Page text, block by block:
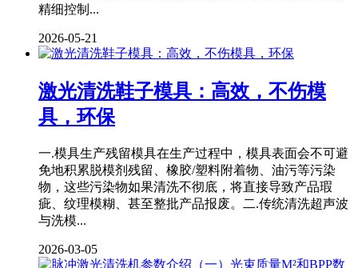
精细控制...
2026-05-21
激光清洗鞋子模具：高效，不伤模
具，环保
一.模具生产残留模具在生产过程中，模具表面会不可避
免地积累脱模剂残留、橡胶/塑料附着物、油污等污染
物，这些污染物如果清洗不彻底，将直接导致产品瑕
疵、纹理模糊、甚至整批产品报废。二.传统清洗超声波
与洗模...
2026-03-05